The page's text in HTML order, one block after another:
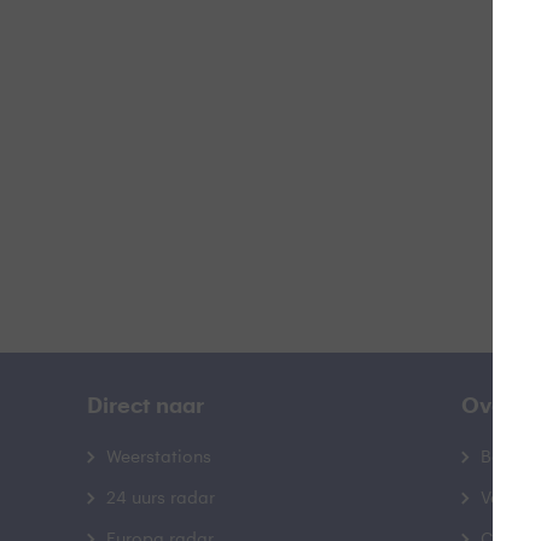
Direct naar
Weerstations
24 uurs radar
Over